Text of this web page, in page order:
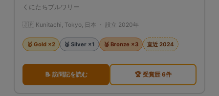
くにたちブルワリー
🇯🇵 Kunitachi, Tokyo, 日本 ・ 設立 2020年
🥇 Gold ×2 🥈 Silver ×1 🥉 Bronze ×3 直近 2024
📝 訪問記を読む 🏆 受賞歴 6件